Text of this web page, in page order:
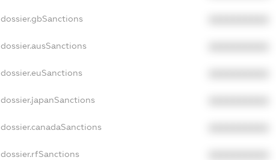
dossier.gbSanctions
dossier.ausSanctions
dossier.euSanctions
dossier.japanSanctions
dossier.canadaSanctions
dossier.rfSanctions